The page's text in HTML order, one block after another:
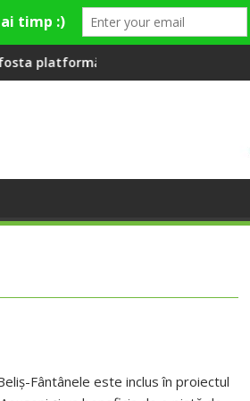
într-un nou centru cultural și de
Când luna devine o
Fântânele este inclus în proiectul